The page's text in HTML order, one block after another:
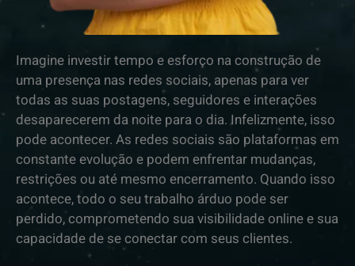
Imagine investir tempo e esforço na construção de
uma presença nas redes sociais, apenas para ver
todas as suas postagens, seguidores e interações
desaparecerem da noite para o dia. Infelizmente, isso
pode acontecer. As redes sociais são plataformas em
constante evolução e podem enfrentar mudanças,
restrições ou até mesmo encerramento. Quando isso
acontece, todo o seu trabalho árduo pode ser
perdido, comprometendo sua visibilidade online e sua
capacidade de se conectar com seus clientes.